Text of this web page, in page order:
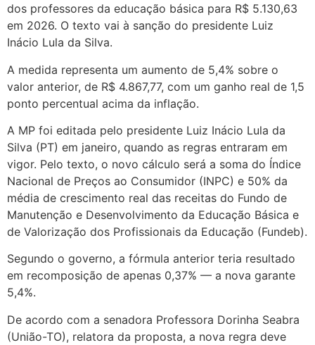
dos professores da educação básica para R$ 5.130,63
em 2026. O texto vai à sanção do presidente Luiz
Inácio Lula da Silva.
A medida representa um aumento de 5,4% sobre o
valor anterior, de R$ 4.867,77, com um ganho real de 1,5
ponto percentual acima da inflação.
A MP foi editada pelo presidente Luiz Inácio Lula da
Silva (PT) em janeiro, quando as regras entraram em
vigor. Pelo texto, o novo cálculo será a soma do Índice
Nacional de Preços ao Consumidor (INPC) e 50% da
média de crescimento real das receitas do Fundo de
Manutenção e Desenvolvimento da Educação Básica e
de Valorização dos Profissionais da Educação (Fundeb).
Segundo o governo, a fórmula anterior teria resultado
em recomposição de apenas 0,37% — a nova garante
5,4%.
De acordo com a senadora Professora Dorinha Seabra
(União-TO), relatora da proposta, a nova regra deve